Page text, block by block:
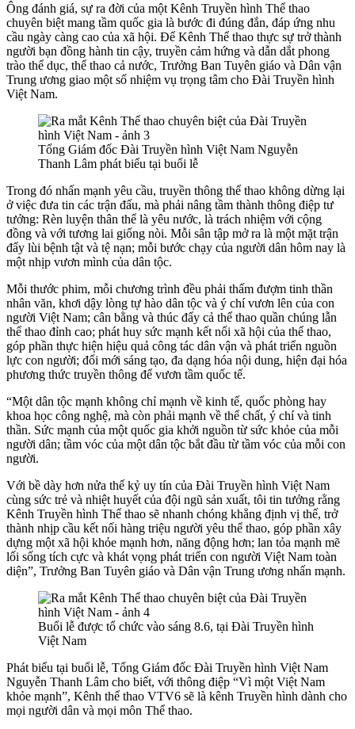
Ông đánh giá, sự ra đời của một Kênh Truyền hình Thể thao
chuyên biệt mang tầm quốc gia là bước đi đúng đắn, đáp ứng nhu
cầu ngày càng cao của xã hội. Để Kênh Thể thao thực sự trở thành
người bạn đồng hành tin cậy, truyền cảm hứng và dẫn dắt phong
trào thể dục, thể thao cả nước, Trưởng Ban Tuyên giáo và Dân vận
Trung ương giao một số nhiệm vụ trọng tâm cho Đài Truyền hình
Việt Nam.
Tổng Giám đốc Đài Truyền hình Việt Nam Nguyễn
Thanh Lâm phát biểu tại buổi lễ
Trong đó nhấn mạnh yêu cầu, truyền thông thể thao không dừng lại
ở việc đưa tin các trận đấu, mà phải nâng tầm thành thông điệp tư
tưởng: Rèn luyện thân thể là yêu nước, là trách nhiệm với cộng
đồng và với tương lai giống nòi. Mỗi sân tập mở ra là một mặt trận
đẩy lùi bệnh tật và tệ nạn; mỗi bước chạy của người dân hôm nay là
một nhịp vươn mình của dân tộc.
Mỗi thước phim, mỗi chương trình đều phải thấm đượm tinh thần
nhân văn, khơi dậy lòng tự hào dân tộc và ý chí vươn lên của con
người Việt Nam; cân bằng và thúc đẩy cả thể thao quần chúng lẫn
thể thao đỉnh cao; phát huy sức mạnh kết nối xã hội của thể thao,
góp phần thực hiện hiệu quả công tác dân vận và phát triển nguồn
lực con người; đổi mới sáng tạo, đa dạng hóa nội dung, hiện đại hóa
phương thức truyền thông để vươn tầm quốc tế.
“Một dân tộc mạnh không chỉ mạnh về kinh tế, quốc phòng hay
khoa học công nghệ, mà còn phải mạnh về thể chất, ý chí và tinh
thần. Sức mạnh của một quốc gia khởi nguồn từ sức khỏe của mỗi
người dân; tầm vóc của một dân tộc bắt đầu từ tầm vóc của mỗi con
người.
Với bề dày hơn nửa thế kỷ uy tín của Đài Truyền hình Việt Nam
cùng sức trẻ và nhiệt huyết của đội ngũ sản xuất, tôi tin tưởng rằng
Kênh Truyền hình Thể thao sẽ nhanh chóng khẳng định vị thế, trở
thành nhịp cầu kết nối hàng triệu người yêu thể thao, góp phần xây
dựng một xã hội khỏe mạnh hơn, năng động hơn; lan tỏa mạnh mẽ
lối sống tích cực và khát vọng phát triển con người Việt Nam toàn
diện”, Trưởng Ban Tuyên giáo và Dân vận Trung ương nhấn mạnh.
Buổi lễ được tổ chức vào sáng 8.6, tại Đài Truyền hình
Việt Nam
Phát biểu tại buổi lễ, Tổng Giám đốc Đài Truyền hình Việt Nam
Nguyễn Thanh Lâm cho biết, với thông điệp “Vì một Việt Nam
khỏe mạnh”, Kênh thể thao VTV6 sẽ là kênh Truyền hình dành cho
mọi người dân và mọi môn Thể thao.